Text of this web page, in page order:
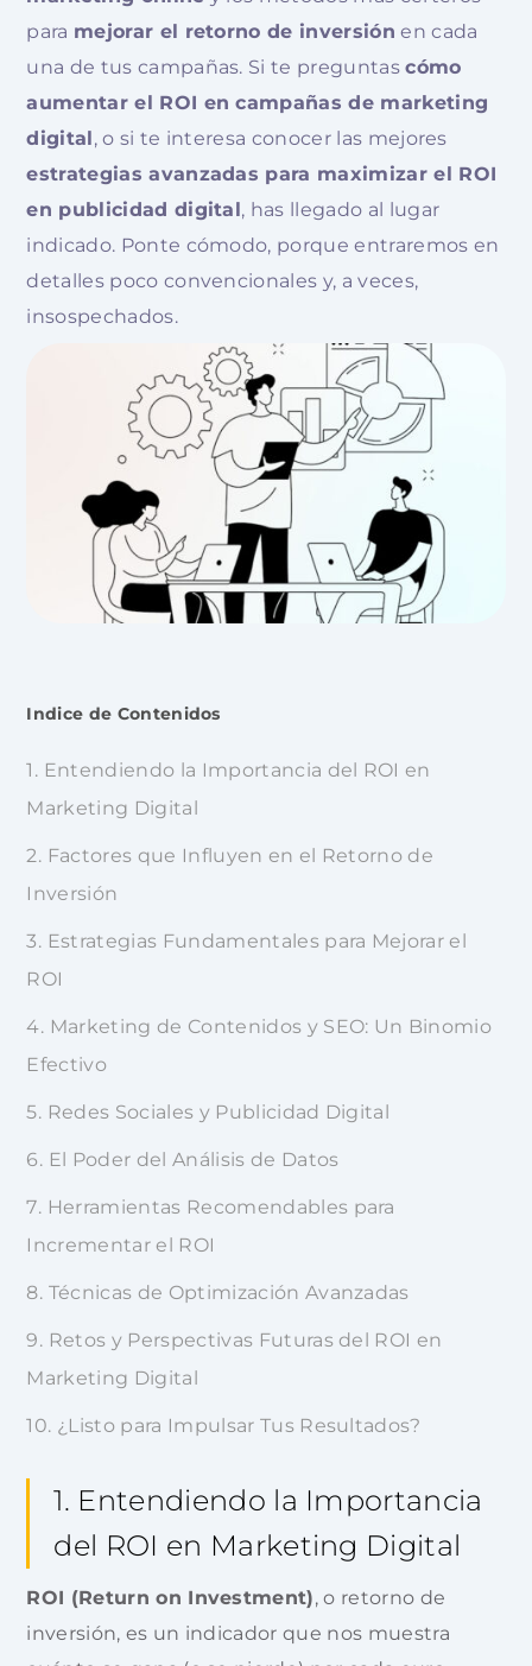
para mejorar el retorno de inversión en cada
una de tus campañas. Si te preguntascómo
aumentar el ROI en campañas de marketing
digital, o si te interesa conocer las mejores
estrategias avanzadas para maximizar el ROI
en publicidad digital, has llegado al lugar
indicado. Ponte cómodo, porque entraremos en
detalles poco convencionales y, a veces,
insospechados.
Indice de Contenidos
Entendiendo la Importancia del ROI en
Marketing Digital
Factores que Influyen en el Retorno de
Inversión
Estrategias Fundamentalespara Mejorar el
ROI
Marketing de Contenidos ySEO: Un Binomio
Efectivo
Redes Sociales y Publicidad Digital
El Poder del Análisis de Datos
Herramientas Recomendables para
Incrementarel ROI
Técnicas de Optimización Avanzadas
Retos y Perspectivas Futurasdel ROI en
Marketing Digital
¿Listo para Impulsar TusResultados?
1. Entendiendo la Importancia
del ROI en Marketing Digital
ROI (Return on Investment), o retorno de
inversión, es un indicador que nos muestra